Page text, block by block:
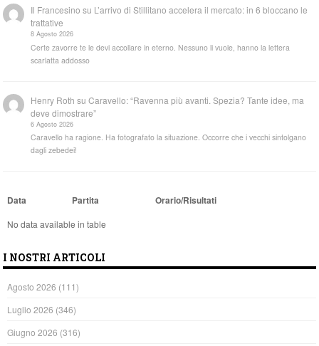
Il Francesino su L’arrivo di Stillitano accelera il mercato: in 6 bloccano le
trattative
8 Agosto 2026
Certe zavorre te le devi accollare in eterno. Nessuno li vuole, hanno la lettera
scarlatta addosso
Henry Roth suCaravello: “Ravenna più avanti. Spezia? Tante idee, ma
deve dimostrare”
6 Agosto 2026
Caravello ha ragione. Ha fotografato la situazione. Occorre che i vecchi sintolgano
dagli zebedei!
Data Partita Orario/Risultati
No data available in table
I NOSTRI ARTICOLI
Agosto 2026 (111)
Luglio 2026 (346)
Giugno 2026 (316)